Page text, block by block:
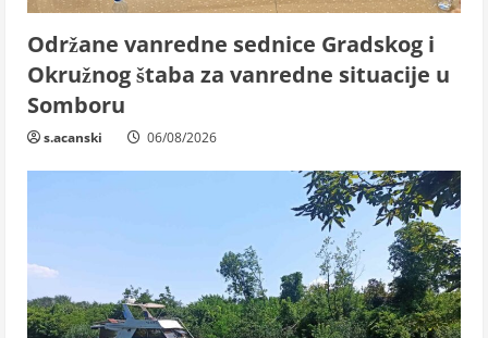
Održane vanredne sednice Gradskog i
Okružnog štaba za vanredne situacije u
Somboru
s.acanski 06/08/2026